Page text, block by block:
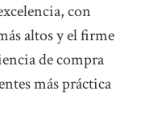
con
altos y el firme
de compra
más práctica